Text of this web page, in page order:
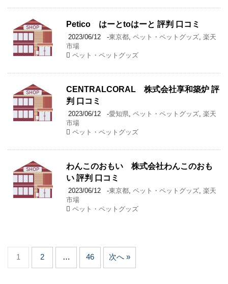
Petico はーとtoはーと 評判 口コミ
2023/06/12 -東京都, ペット・ペットグッズ, 楽天
市場
ペット・ペットグッズ
CENTRALCORAL 株式会社享和築炉 評
判 口コミ
2023/06/12 -愛知県, ペット・ペットグッズ, 楽天
市場
ペット・ペットグッズ
わんこのおもい 株式会社わんこのおも
い 評判 口コミ
2023/06/12 -東京都, ペット・ペットグッズ, 楽天
市場
ペット・ペットグッズ
1 2 … 46 次へ »